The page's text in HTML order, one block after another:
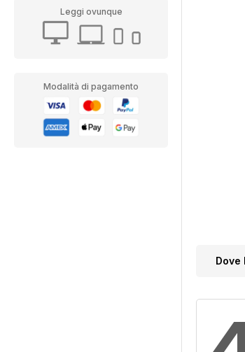
Leggi ovunque
Modalità di pagamento
Dove